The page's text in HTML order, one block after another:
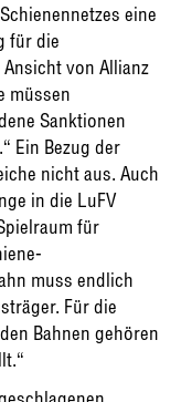
eine
für die
von Allianz
müssen
Sanktionen
Ein Bezug der
nicht aus. Auch
in die LuFV
für
muss endlich
Für die
Bahnen gehören